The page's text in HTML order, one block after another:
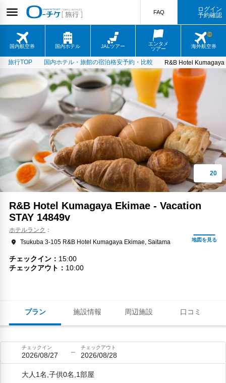
国内航空券 国内ホテル JALツアー
エンタメ
ツアー
海外航空券
FAQ
ログイン
予約確認
旅行TOP 国内ホテル・旅館の宿泊格安予約・比較 R&B Hotel
プラン 施設情報 周辺施設 口コミ
R&B Hotel Kumagaya Ekimae - Vacation
STAY 14849v
ホテルランク
Tsukuba 3-105 R&B Hotel Kumagaya Ekimae, Saitama
チェックイン
15:00
チェックアウト
10:00
チェックイン
2026/08/27
チェックアウト
2026/08/28
大人1名,子供0名,1部屋